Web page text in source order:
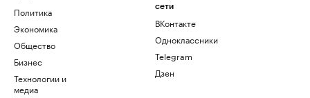
Политика
Экономика
Общество
Бизнес
Технологии и
медиа
сети
ВКонтакте
Одноклассники
Telegram
Дзен